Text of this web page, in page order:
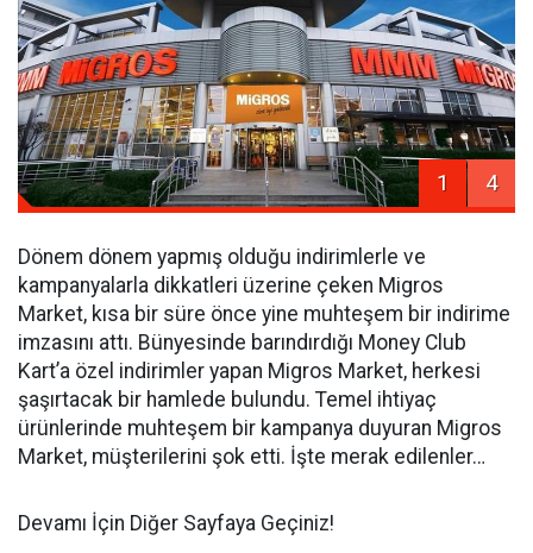
1 4
Dönem dönem yapmış olduğu indirimlerle ve
kampanyalarla dikkatleri üzerine çeken Migros
Market, kısa bir süre önce yine muhteşem bir indirime
imzasını attı. Bünyesinde barındırdığı Money Club
Kart’a özel indirimler yapan Migros Market, herkesi
şaşırtacak bir hamlede bulundu. Temel ihtiyaç
ürünlerinde muhteşem bir kampanya duyuran Migros
Market, müşterilerini şok etti. İşte merak edilenler…
Devamı İçin Diğer Sayfaya Geçiniz!